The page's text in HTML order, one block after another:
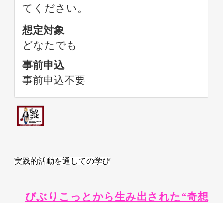
てください。
想定対象
どなたでも
事前申込
事前申込不要
実践的活動を通しての学び
びぶりこっとから生み出された“奇想